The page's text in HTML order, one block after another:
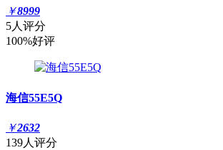
￥8999
5人评分
100%好评
海信55E5Q
￥2632
139人评分